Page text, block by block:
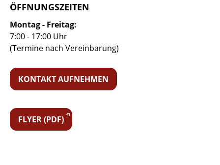
ÖFFNUNGSZEITEN
Montag - Freitag:
7:00 - 17:00 Uhr
(Termine nach Vereinbarung)
KONTAKT AUFNEHMEN
FLYER (PDF)